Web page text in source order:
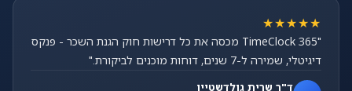
★★★★★
"TimeClock 365 מכסה את כל דרישות חוק הגנת השכר - פנקס
דיגיטלי, שמירה ל-7 שנים, דוחות מוכנים לביקורת."
ד"ר שרית גולדשטיין